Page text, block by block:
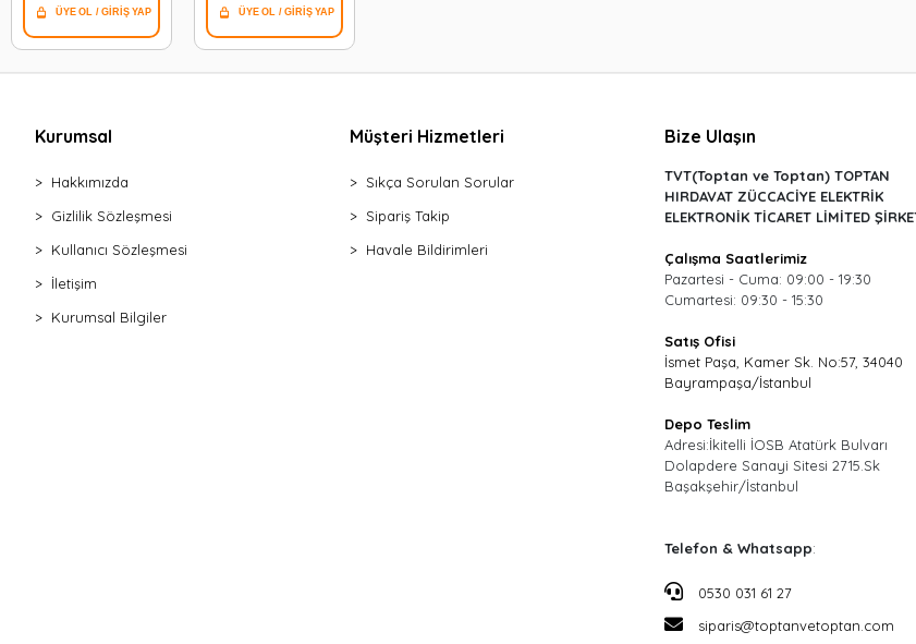
)*70
Kurumsal
Hakkımızda
Gizlilik Sözleşmesi
Kullanıcı Sözleşmesi
İletişim
Kurumsal Bilgiler
Müşteri Hizmetleri
Sıkça Sorulan Sorular
Sipariş Takip
Havale Bildirimleri
Bize Ulaşın
TVT(Toptan ve Toptan) TOPTAN
HIRDAVAT ZÜCCACİYE ELEKTRİK
ELEKTRONİK TİCARET LİMİTED
Çalışma Saatlerimiz
Pazartesi - Cuma: 09:00 - 19:30
Cumartesi: 09:30 - 15:30
Satış Ofisi
İsmet Paşa, Kamer Sk. No:57, 34040
Bayrampaşa/İstanbul
Depo Teslim
Adresi:İkitelli İOSB Atatürk Bulvarı
Dolapdere Sanayi Sitesi 2715.Sk
Başakşehir/İstanbul
Telefon & Whatsapp:
0530 031 61 27
siparis@toptanvetoptan.com